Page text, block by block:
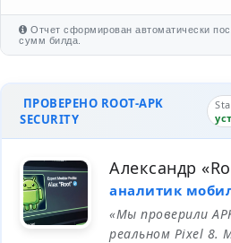
Отчет сформирован автоматически
сумм билда.
ПРОВЕРЕНО ROOT-APK
SECURITY
Александр
аналитик
«Мы проверили
реальном Pixel 8.